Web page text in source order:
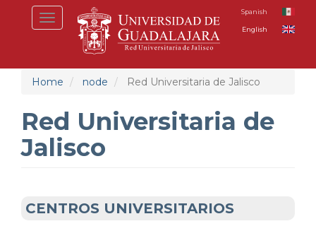
Toggle
navigation
Spanish
English
Home node Red Universitaria de Jalisco
Red Universitaria de
Jalisco
CENTROS UNIVERSITARIOS